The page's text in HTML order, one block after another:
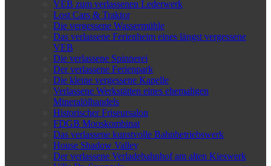
VEB zum verlassenen Lederwerk
Lost Cars & Traktor
Die vergessene Wassermühle
Das verlassene Ferienheim eines längst vergessene
VEB
Die verlassene Spinnerei
Der verlassene Ferienpark
Die kleine vergessene Kapelle
Verlassene Werkstätten eines ehemaligen
Mineralölhandels
Historischer Friseursalon
FDGB Mooskombinat
Das verlassene kunstvolle Bahnbetriebswerk
House Shadow Valley
Der verlassene Verladebahnhof am alten Kieswerk